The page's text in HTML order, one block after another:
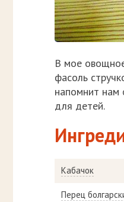
В мое
фасоль
напомнит нам
для детей.
Кабачок
Перец